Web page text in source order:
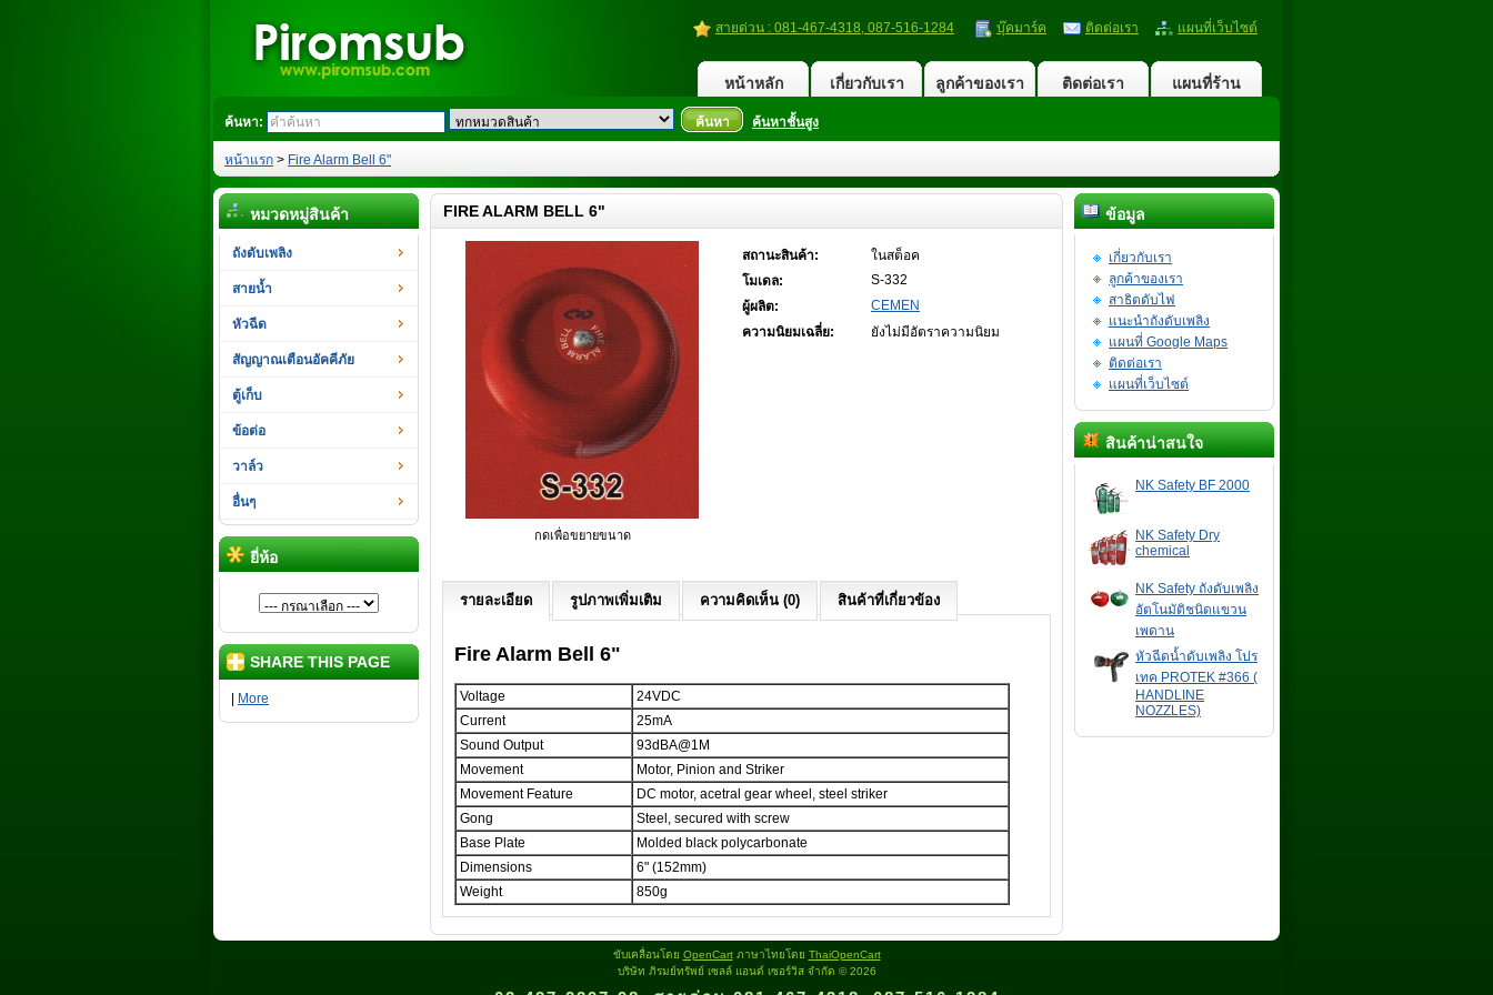
สายด่วน : 081-467-4318, 087-516-1284 บุ๊คมาร์ค ติดต่อเรา แผนที่เว็บไซต์
หน้าหลัก เกี่ยวกับเรา ลูกค้าของเรา ติดต่อเรา แผนที่ร้าน
ค้นหา: ค้นหา ค้นหาชั้นสูง
หน้าแรก > Fire Alarm Bell 6"
หมวดหมู่สินค้า
ถังดับเพลิง
สายน้ำ
หัวฉีด
สัญญาณเตือนอัคคีภัย
ตู้เก็บ
ข้อต่อ
วาล์ว
อื่นๆ
ยี่ห้อ
SHARE THIS PAGE
More
ข้อมูล
เกี่ยวกับเรา
ลูกค้าของเรา
สาธิตดับไฟ
แนะนำถังดับเพลิง
แผนที่ Google Maps
ติดต่อเรา
แผนที่เว็บไซต์
สินค้าน่าสนใจ
NK Safety BF 2000
NK Safety Dry
chemical
NK Safety ถังดับเพลิง
อัตโนมัติชนิดแขวน
เพดาน
หัวฉีดน้ำดับเพลิง โปร
เทค PROTEK #366 (
HANDLINE
NOZZLES)
FIRE ALARM BELL 6"
กดเพื่อขยายขนาด
สถานะสินค้า:
ในสต็อค
โมเดล:
S-332
ผู้ผลิต:
CEMEN
ความนิยมเฉลี่ย:
ยังไม่มีอัตราความนิยม
รายละเอียด รูปภาพเพิ่มเติม ความคิดเห็น (0) สินค้าที่เกี่ยวข้อง
Fire Alarm Bell 6"
Voltage
24VDC
Current
25mA
Sound Output
93dBA@1M
Movement
Motor, Pinion and Striker
Movement Feature
DC motor, acetral gear wheel, steel striker
Gong
Steel, secured with screw
Base Plate
Molded black polycarbonate
Dimensions
6" (152mm)
Weight
850g
ขับเคลื่อนโดย OpenCartภาษาไทยโดย ThaiOpenCart
บริษัท ภิรมย์ทรัพย์ เซลล์ แอนด์ เซอร์วิส จำกัด © 2026